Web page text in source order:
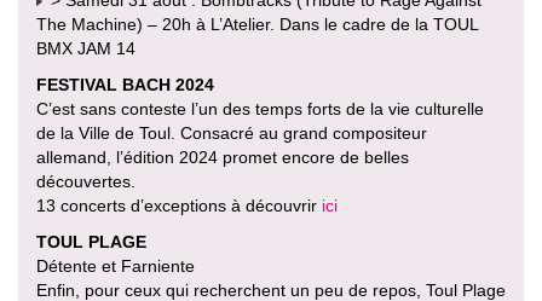
The Machine) – 20h à L’Atelier. Dans le cadre de la TOUL
BMX JAM 14
FESTIVAL BACH 2024
C’est sans conteste l’un des temps forts de la vie culturelle
de la Ville de Toul. Consacré au grand compositeur
allemand, l’édition 2024 promet encore de belles
découvertes.
13 concerts d’exceptions à découvrir ici
TOUL PLAGE
Détente et Farniente
Enfin, pour ceux qui recherchent un peu de repos, Toul Plage